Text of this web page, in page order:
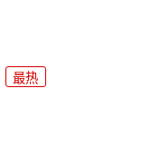
最热